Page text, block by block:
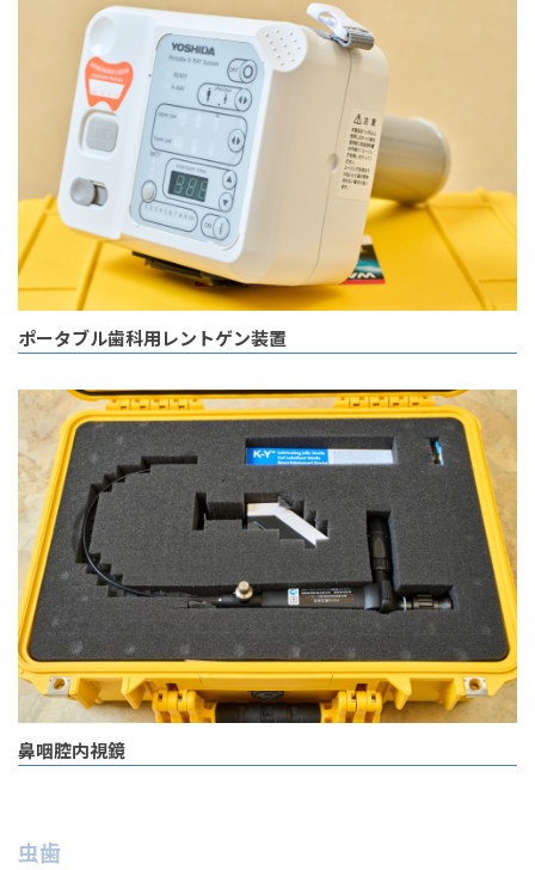
ポータブル歯科用レントゲン装置
鼻咽腔内視鏡
虫歯